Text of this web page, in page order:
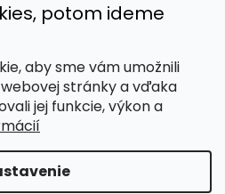
potom ideme
aby sme vám umožnili
stránky a vďaka
jej funkcie, výkon a
spôsoby platby: